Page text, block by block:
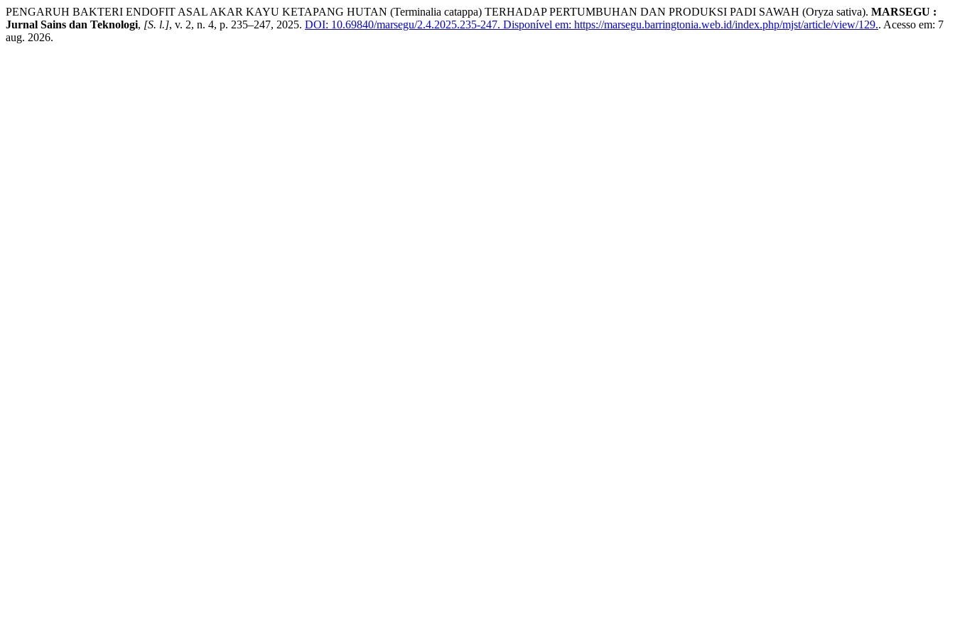
PENGARUH BAKTERI ENDOFIT ASAL AKAR KAYU KETAPANG HUTAN (Terminalia catappa) TERHADAP PERTUMBUHAN DAN PRODUKSI PADI SAWAH (Oryza sativa). MARSEGU :
Jurnal Sains dan Teknologi, [S. l.], v. 2, n. 4, p. 235–247, 2025. DOI: 10.69840/marsegu/2.4.2025.235-247. Disponível em: https://marsegu.barringtonia.web.id/index.php/mjst/article/view/129.. Acesso em: 7
aug. 2026.